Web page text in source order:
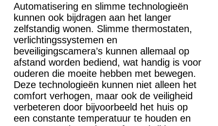
Automatisering en slimme technologieën
kunnen ook bijdragen aan het langer
zelfstandig wonen. Slimme thermostaten,
verlichtingssystemen en
beveiligingscamera’s kunnen allemaal op
afstand worden bediend, wat handig is voor
ouderen die moeite hebben met bewegen.
Deze technologieën kunnen niet alleen het
comfort verhogen, maar ook de veiligheid
verbeteren door bijvoorbeeld het huis op
een constante temperatuur te houden en